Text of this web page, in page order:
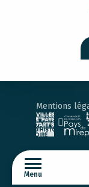
Menu
Mentions